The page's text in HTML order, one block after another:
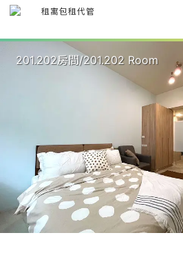
201.202房間/201.202 Room